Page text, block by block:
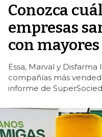
Conozca
empresas
con
Essa, Marval y
compañías más
informe de